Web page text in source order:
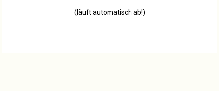
(läuft automatisch ab!)